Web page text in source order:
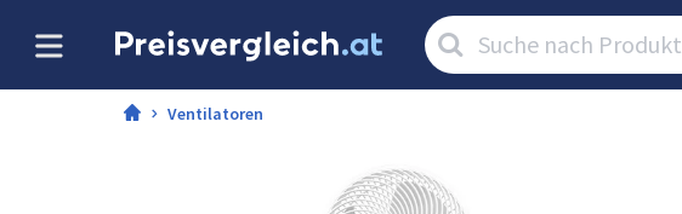
Artikel
suchen:
Ventilatoren